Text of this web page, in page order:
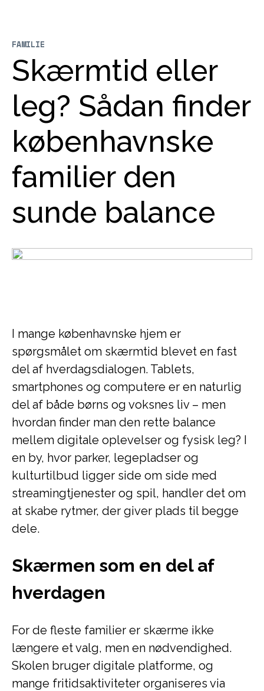
Skærmtid eller
leg? Sådan finder
københavnske
familier den
sunde balance
FAMILIE
I mange københavnske hjem er
spørgsmålet om skærmtid blevet en fast
del af hverdagsdialogen. Tablets,
smartphones og computere er en naturlig
del af både børns og voksnes liv – men
hvordan finder man den rette balance
mellem digitale oplevelser og fysisk leg? I
en by, hvor parker, legepladser og
kulturtilbud ligger side om side med
streamingtjenester og spil, handler det om
at skabe rytmer, der giver plads til begge
dele.
Skærmen som en del af
hverdagen
For de fleste familier er skærme ikke
længere et valg, men en nødvendighed.
Skolen bruger digitale platforme, og
mange fritidsaktiviteter organiseres via